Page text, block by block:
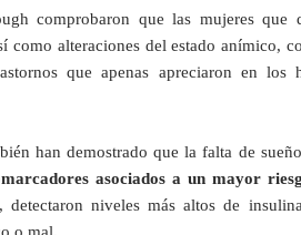
comprobaron que las mujeres que
como alteraciones del estado anímico,
que apenas apreciaron en los
han demostrado que la falta de
asociados a un mayor
detectaron niveles más altos de
o mal.